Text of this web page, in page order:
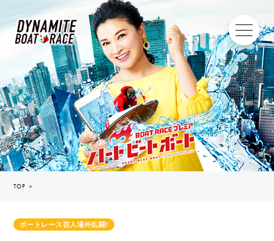
TOP ＞
ボートレース芸人場外乱闘!